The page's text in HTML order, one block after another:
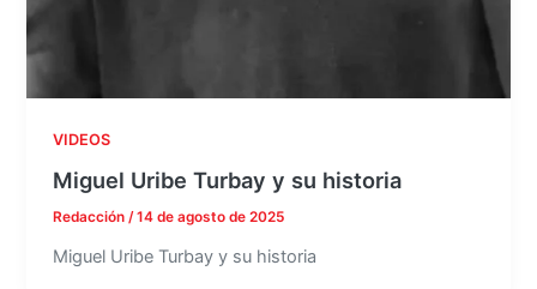
VIDEOS
Miguel Uribe Turbay y su historia
Redacción/14 de agosto de 2025
Miguel Uribe Turbay y su historia